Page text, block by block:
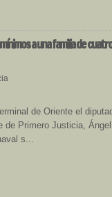
a una familia de cuatro
de Oriente el
de Primero Justicia, Ángel
s...